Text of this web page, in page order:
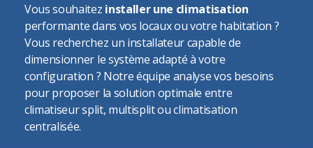
Vous souhaitez installer une climatisation
performante dans vos locaux ou votre habitation ?
Vous recherchez un installateur capable de
dimensionner le système adapté à votre
configuration ? Notre équipe analyse vos besoins
pour proposer la solution optimale entre
climatiseur split, multisplit ou climatisation
centralisée.